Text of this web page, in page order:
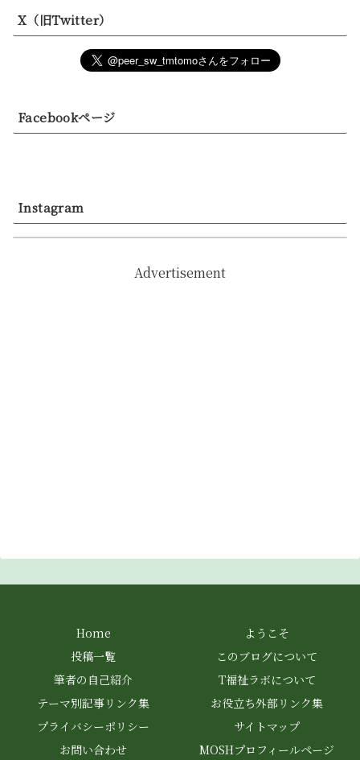
X（旧Twitter）
Facebookページ
Instagram
Advertisement
Home
ようこそ
投稿一覧
このブログについて
筆者の自己紹介
T福祉ラボについて
テーマ別記事リンク集
お役立ち外部リンク集
プライバシーポリシー
サイトマップ
お問い合わせ
MOSHプロフィールページ